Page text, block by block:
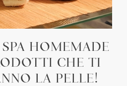
HOMEMADE
CHE TI
LA PELLE!